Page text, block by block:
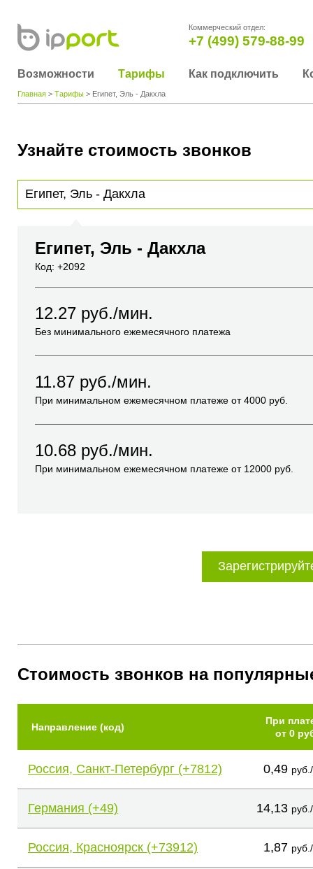
Коммерческий отдел:
+7 (499) 579-88-99
Возможности Тарифы Как подключить
Главная > Тарифы > Египет, Эль - Дакхла
Узнайте стоимость звонков
Египет, Эль - Дакхла
Код: +2092
12.27 руб./мин.
Без минимального ежемесячного платежа
11.87 руб./мин.
При минимальном ежемесячном платеже от4000 руб.
10.68 руб./мин.
При минимальном ежемесячном платеже от 12000 руб.
Стоимость звонков на
Направление (код)
При
от 0
Россия, Санкт-Петербург (+7812) 0,49
Германия (+49) 14,13
Россия, Красноярск (+73912) 1,87